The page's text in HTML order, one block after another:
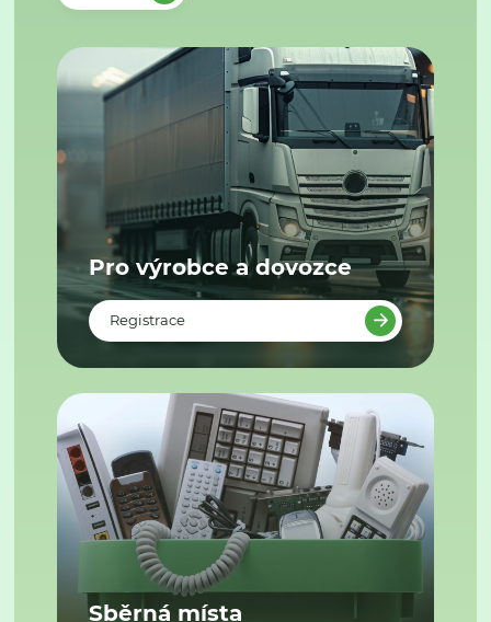
Pro výrobce a dovozce
Registrace
Sběrná místa